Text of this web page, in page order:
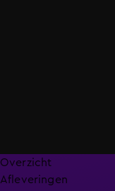
Overzicht
Afleveringen